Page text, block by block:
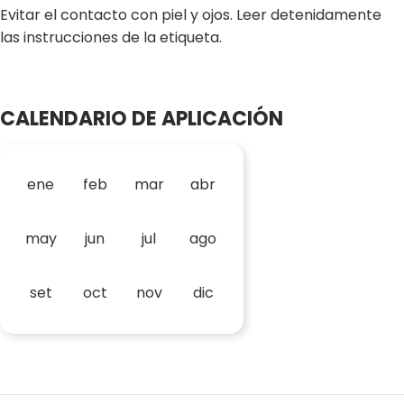
Evitar el contacto con piel y ojos. Leer detenidamente
las instrucciones de la etiqueta.
CALENDARIO DE APLICACIÓN
ene feb mar abr
may jun jul ago
set oct nov dic